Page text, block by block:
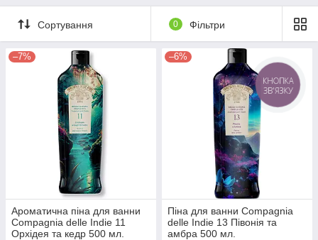
Сортування 0 Фільтри
–7%
Ароматична піна для ванни
Compagnia delle Indie 11
Орхідея та кедр 500 мл.
–6%
Піна для ванни Compagnia
delle Indie 13 Півонія та
амбра 500 мл.
КНОПКА
ЗВ'ЯЗКУ